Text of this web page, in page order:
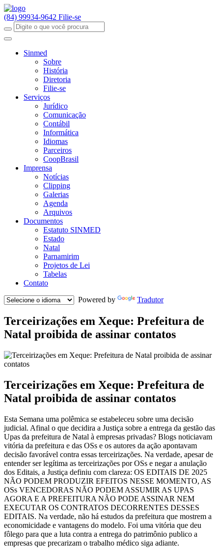
(84) 99934-9642 Filie-se
Sinmed
Sobre
História
Diretoria
Filie-se
Serviços
Jurídico
Comunicação
Contábil
Informática
Idiomas
Parceiros
CoopBrasil
Imprensa
Notícias
Clipping
Galerias
Agenda
Arquivos
Documentos
Estatuto SINMED
Estado
Natal
Parnamirim
Projetos de Lei
Tabelas
Contato
Powered by
Tradutor
Terceirizações em Xeque: Prefeitura de
Natal proibida de assinar contatos
Terceirizações em Xeque: Prefeitura de
Natal proibida de assinar contatos
Esta Semana uma polêmica se estabeleceu sobre uma decisão
judicial. Afinal o que decidira a Justiça sobre a entrega da gestão das
Upas da prefeitura de Natal à empresas privadas? Blogs noticiavam
vitória da prefeitura e das OSs e os autores da ação apontavam
decisão favorável contra essas terceirizações. Na verdade, apesar de
entender ser legítima as terceirizações por OSs e negar a anulação
dos Editais, a Justiça definiu com clareza: OS EDITAIS DE 2025
NÃO PODEM PRODUZIR EFEITOS NESSE MOMENTO, AS
OSs VENCEDORAS NÃO PODEM ASSUMIR AS UPAS
AGORA E A PREFEITURA NÃO PODE ASSINAR NEM
EXECUTAR OS CONTRATOS DECORRENTES DESSES
EDITAIS. Na verdade, não há estudos da prefeitura que mostrem a
economicidade e vantagens do modelo. Foi uma vitória que deu
fôlego para que a luta contra a entrega do patrimônio publico a
empresas que precarizam o trabalho médico siga adiante.